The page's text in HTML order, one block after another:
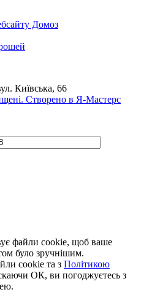
Домоз
Київська, 66
Створено в Я-Мастерс
файли cookie, щоб ваше
було зручнішим.
cookie та з Політикою
ОК, ви погоджуєтесь з